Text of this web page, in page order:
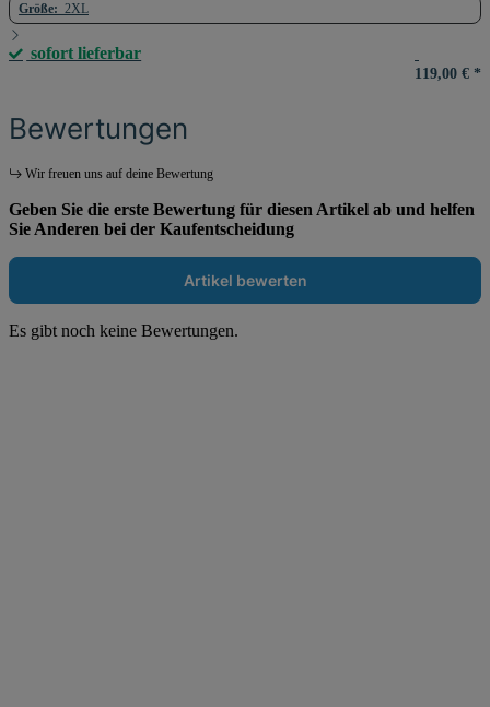
Größe: 2XL
sofort lieferbar
119,00 € *
Bewertungen
Wir freuen uns auf deine Bewertung
Geben Sie die erste Bewertung für diesen Artikel ab und helfen
Sie Anderen bei der Kaufentscheidung
Artikel bewerten
Es gibt noch keine Bewertungen.